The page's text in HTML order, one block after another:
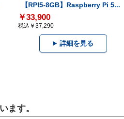
【RPI5-8GB】Raspberry Pi 5...
￥33,900
税込￥37,290
詳細を見る
ます。